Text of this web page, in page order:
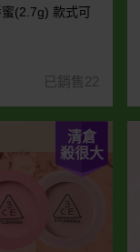
(2.7g) 款式可
已銷售22
清倉
殺很大